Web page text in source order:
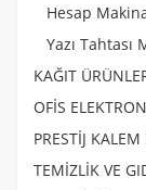
Hesap
Yazı
KAĞIT
OFİS
PRESTİJ KALEM
TEMİZLİK VE